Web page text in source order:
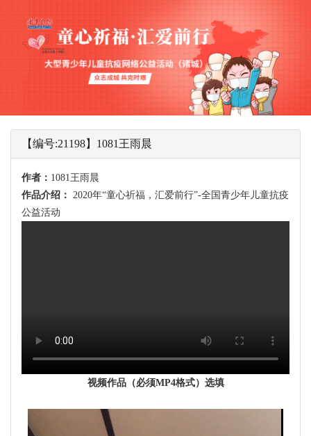
【编号:21198】1081王雨晨
作者： 1081王雨晨
作品介绍：
2020年“童心祈福，汇爱前行”-全国青少年儿童抗疫
公益活动
视频作品（必须MP4格式）选填